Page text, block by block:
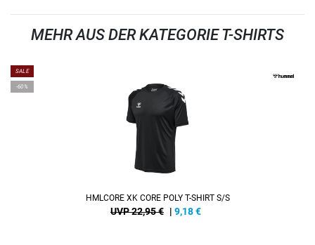
MEHR AUS DER KATEGORIE T-SHIRTS
SALE
-60%
HMLCORE XK CORE POLY T-SHIRT S/S
UVP 22,95 € | 9,18€